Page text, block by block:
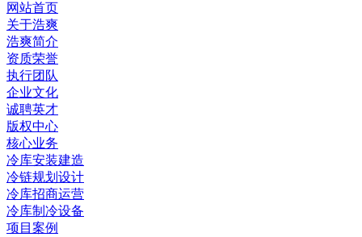
网站首页
关于浩爽
浩爽简介
资质荣誉
执行团队
企业文化
诚聘英才
版权中心
核心业务
冷库安装建造
冷链规划设计
冷库招商运营
冷库制冷设备
项目案例